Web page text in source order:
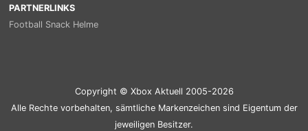
PARTNERLINKS
Football Snack Helme
Copyright © Xbox Aktuell 2005-2026
Alle Rechte vorbehalten, sämtliche Markenzeichen sind Eigentum der
jeweiligen Besitzer.